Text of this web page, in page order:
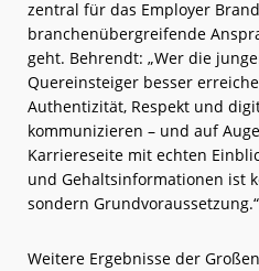
zentral für das Employer
branchenübergreifende
geht. Behrendt: „Wer die
Quereinsteiger besser
Authentizität, Respekt und
kommunizieren – und auf
Karriereseite mit echten
und Gehaltsinformationen ist
sondern Grundvoraussetzung.“
Weitere Ergebnisse der